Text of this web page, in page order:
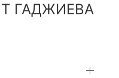
ГАДЖИЕВА